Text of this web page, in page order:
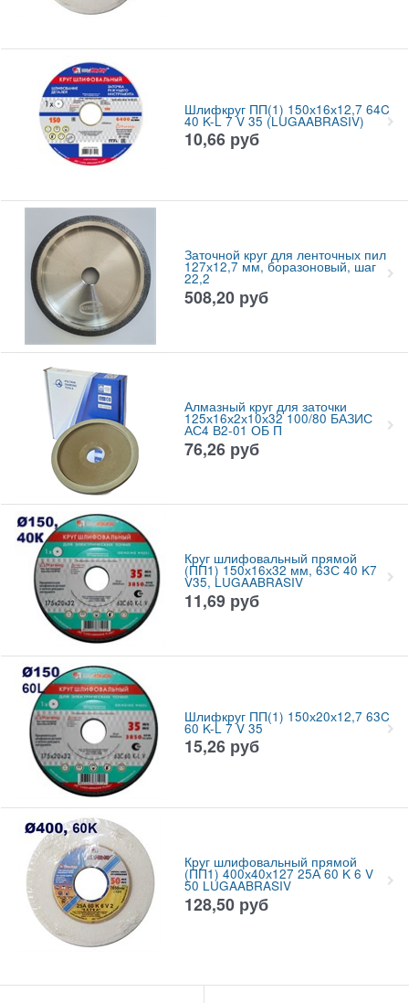
Шлифкруг ПП(1) 150х16х12,7 64C
40 K-L 7 V 35 (LUGAABRASIV)
10,66 руб
Заточной круг для ленточных пил
127х12,7 мм, боразоновый, шаг
22,2
508,20 руб
Алмазный круг для заточки
125х16х2х10х32 100/80 БАЗИС
АС4 В2-01 ОБ П
76,26 руб
Круг шлифовальный прямой
(ПП1) 150х16х32 мм, 63С 40 K7
V35, LUGAABRASIV
11,69 руб
Шлифкруг ПП(1) 150х20х12,7 63C
60 K-L 7 V 35
15,26 руб
Круг шлифовальный прямой
(ПП1) 400х40х127 25А 60 K 6 V
50 LUGAABRASIV
128,50 руб